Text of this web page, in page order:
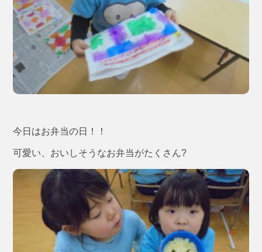
今日はお弁当の日！！
可愛い、おいしそうなお弁当がたくさん?